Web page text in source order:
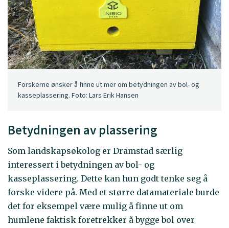
Forskerne ønsker å finne ut mer om betydningen av bol- og
kasseplassering. Foto: Lars Erik Hansen
Betydningen av plassering
Som landskapsøkolog er Dramstad særlig
interessert i betydningen av bol- og
kasseplassering. Dette kan hun godt tenke seg å
forske videre på. Med et større datamateriale burde
det for eksempel være mulig å finne ut om
humlene faktisk foretrekker å bygge bol over